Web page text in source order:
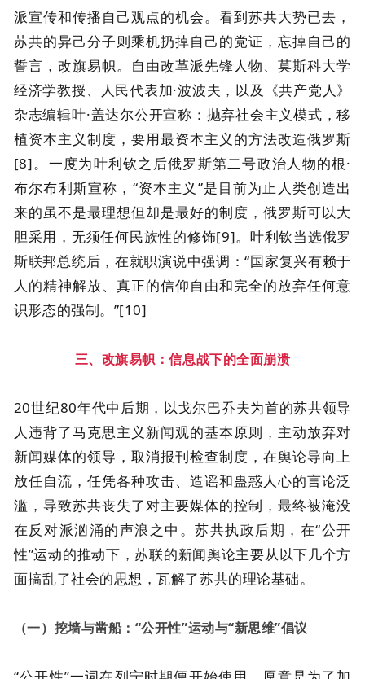
派宣传和传播自己观点的机会。看到苏共大势已去，
苏共的异己分子则乘机扔掉自己的党证，忘掉自己的
誓言，改旗易帜。自由改革派先锋人物、莫斯科大学
经济学教授、人民代表加·波波夫，以及《共产党人》
杂志编辑叶·盖达尔公开宣称：抛弃社会主义模式，移
植资本主义制度，要用最资本主义的方法改造俄罗斯
[8]。一度为叶利钦之后俄罗斯第二号政治人物的根·
布尔布利斯宣称，“资本主义”是目前为止人类创造出
来的虽不是最理想但却是最好的制度，俄罗斯可以大
胆采用，无须任何民族性的修饰[9]。叶利钦当选俄罗
斯联邦总统后，在就职演说中强调：“国家复兴有赖于
人的精神解放、真正的信仰自由和完全的放弃任何意
识形态的强制。”[10]
三、改旗易帜：信息战下的全面崩溃
20世纪80年代中后期，以戈尔巴乔夫为首的苏共领导
人违背了马克思主义新闻观的基本原则，主动放弃对
新闻媒体的领导，取消报刊检查制度，在舆论导向上
放任自流，任凭各种攻击、造谣和蛊惑人心的言论泛
滥，导致苏共丧失了对主要媒体的控制，最终被淹没
在反对派汹涌的声浪之中。苏共执政后期，在“公开
性”运动的推动下，苏联的新闻舆论主要从以下几个方
面搞乱了社会的思想，瓦解了苏共的理论基础。
（一）挖墙与凿船：“公开性”运动与“新思维”倡议